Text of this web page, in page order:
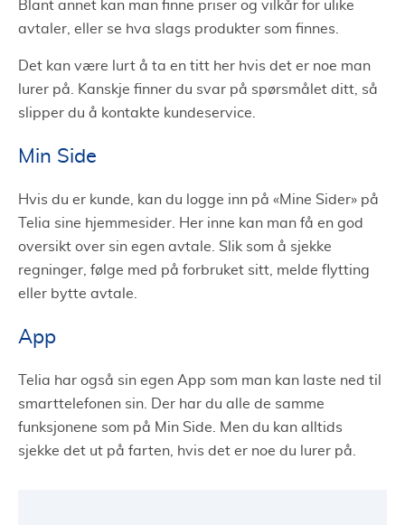
Blant annet kan man finne priser og vilkår for ulike
avtaler, eller se hva slags produkter som finnes.
Det kan være lurt å ta en titt her hvis det er noe man
lurer på. Kanskje finner du svar på spørsmålet ditt, så
slipper du å kontakte kundeservice.
Min Side
Hvis du er kunde, kan du logge inn på «Mine Sider» på
Telia sine hjemmesider. Her inne kan man få en god
oversikt over sin egen avtale. Slik som å sjekke
regninger, følge med på forbruket sitt, melde flytting
eller bytte avtale.
App
Telia har også sin egen App som man kan laste ned til
smarttelefonen sin. Der har du alle de samme
funksjonene som på Min Side. Men du kan alltids
sjekke det ut på farten, hvis det er noe du lurer på.